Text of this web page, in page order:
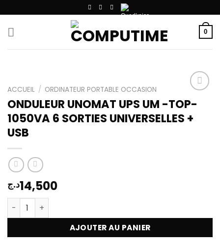
au
contenu
0
Add to
ACCUEIL / ORDINATEUR PORTABLE OCCASION
ONDULEUR UNOMAT UPS UM -TOP-
1050VA 6 SORTIES UNIVERSELLES +
USB
14,500د.ج
quantité de ONDULEUR UNOMAT UPS UM -TOP- 1050VA 6
AJOUTER AU PANIER